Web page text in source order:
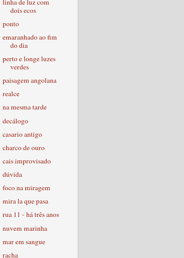
linha de luz com
dois ecos
ponto
emaranhado ao fim
do dia
perto e longe luzes
verdes
paisagem angolana
realce
na mesma tarde
decálogo
casario antigo
charco de ouro
cais improvisado
dúvida
foco na miragem
mira la que pasa
rua 11 - há três anos
nuvem marinha
mar em sangue
racha